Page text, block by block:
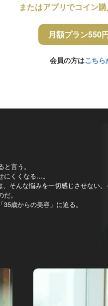
またはアプリでコイン
月額プラン550
会員の方はこちら
言う。
にくくなる…。
そんな悩みを一切感じさせない
。
歳からの美容」に迫る。